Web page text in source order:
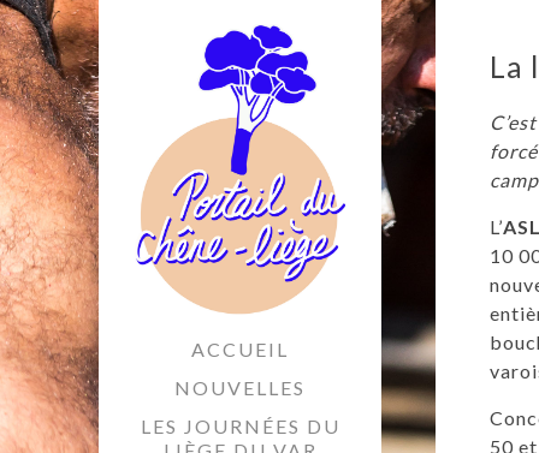
ACCUEIL
NOUVELLES
LES JOURNÉES DU
La
L’
10
50